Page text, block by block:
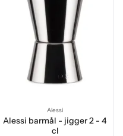
Alessi
Alessi barmål - jigger 2 - 4
cl